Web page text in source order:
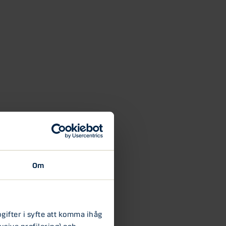
Om
i syfte att komma ihåg